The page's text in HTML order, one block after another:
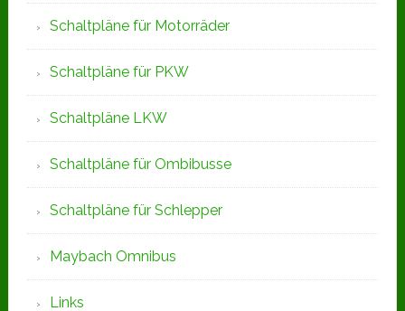
Schaltpläne für Motorräder
Schaltpläne für PKW
Schaltpläne LKW
Schaltpläne für Ombibusse
Schaltpläne für Schlepper
Maybach Omnibus
Links